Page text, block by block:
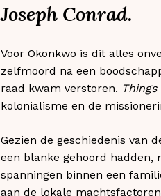
Joseph Conrad.
Voor Okonkwo is dit alles
zelfmoord na een
raad kwam verstoren.
kolonialisme en de
Gezien de geschiedenis van
een blanke gehoord hadden,
spanningen binnen een
aan de lokale